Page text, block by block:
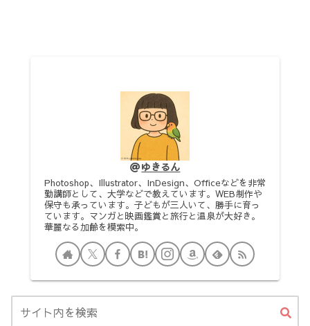
ゆきるん
Photoshop、Illustrator、InDesign、Officeなどを非常
勤講師として、大学などで教えています。WEB制作や
保守も承っています。子どもが三人いて、勝手に育っ
ています。マンガと映画鑑賞と旅行と温泉が大好き。
華麗なる加齢を模索中。